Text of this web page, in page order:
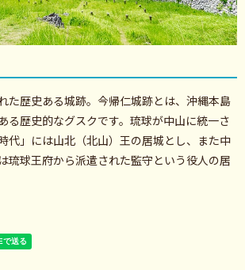
た歴史ある城跡。今帰仁城跡とは、沖縄本島
る歴史的なグスクです。琉球が中山に統一さ
代」には山北（北山）王の居城とし、また中
琉球王府から派遣された監守という役人の居